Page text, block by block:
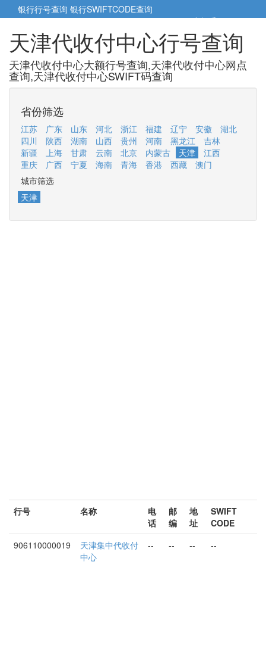
银行行号查询 银行SWIFTCODE查询
5cm小帮手5cm.cn
天津代收付中心行号查询
天津代收付中心大额行号查询,天津代收付中心网点
查询,天津代收付中心SWIFT码查询
省份筛选
江苏 广东 山东 河北 浙江 福建 辽宁 安徽
湖北
四川
陕西 湖南 山西 贵州 河南 黑龙江
吉林
新疆
上海 甘肃 云南 北京 内蒙古 天津
江西
重庆
广西 宁夏 海南 青海 香港 西藏
澳门
城市筛选
天津
行号 名称
电
话
邮
编
地
址
SWIFT
CODE
906110000019
天津集中代收付
中心
-- -- -- --